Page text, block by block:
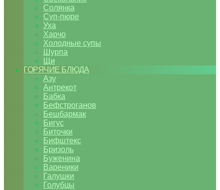
Солянка
Суп-пюре
Уха
Харчо
Холодные супы
Шурпа
Щи
ГОРЯЧИЕ БЛЮДА
Азу
Антрекот
Бабка
Бефстроганов
Бешбармак
Бигус
Биточки
Бифштекс
Бризоль
Буженина
Вареники
Галушки
Голубцы